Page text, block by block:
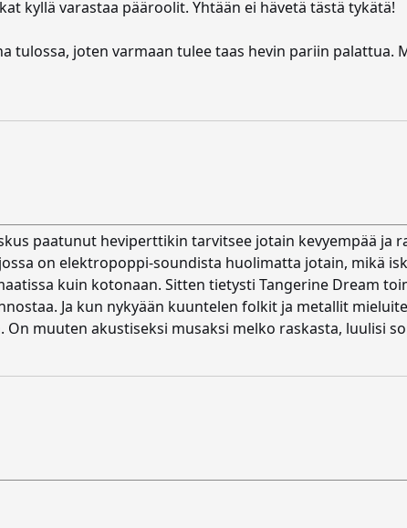
kyllä varastaa pääroolit. Yhtään ei hävetä tästä tykätä!
tulossa, joten varmaan tulee taas hevin pariin palattua.
paatunut heviperttikin tarvitsee jotain kevyempää ja
on elektropoppi-soundista huolimatta jotain, mikä
kuin kotonaan. Sitten tietysti Tangerine Dream
Ja kun nykyään kuuntelen folkit ja metallit
muuten akustiseksi musaksi melko raskasta, luulisi